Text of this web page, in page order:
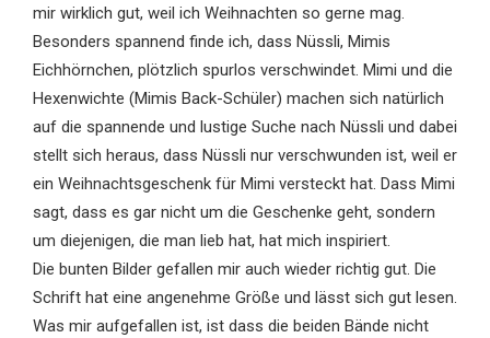
mir wirklich gut, weil ich Weihnachten so gerne mag.
Besonders spannend finde ich, dass Nüssli, Mimis
Eichhörnchen, plötzlich spurlos verschwindet. Mimi und die
Hexenwichte (Mimis Back-Schüler) machen sich natürlich
auf die spannende und lustige Suche nach Nüssli und dabei
stellt sich heraus, dass Nüssli nur verschwunden ist, weil er
ein Weihnachtsgeschenk für Mimi versteckt hat. Dass Mimi
sagt, dass es gar nicht um die Geschenke geht, sondern
um diejenigen, die man lieb hat, hat mich inspiriert.
Die bunten Bilder gefallen mir auch wieder richtig gut. Die
Schrift hat eine angenehme Größe und lässt sich gut lesen.
Was mir aufgefallen ist, ist dass die beiden Bände nicht